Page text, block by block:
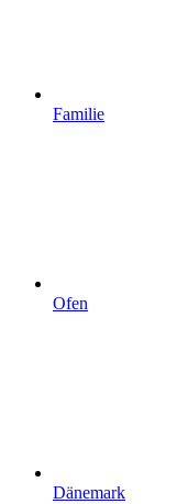
Familie
Ofen
Dänemark